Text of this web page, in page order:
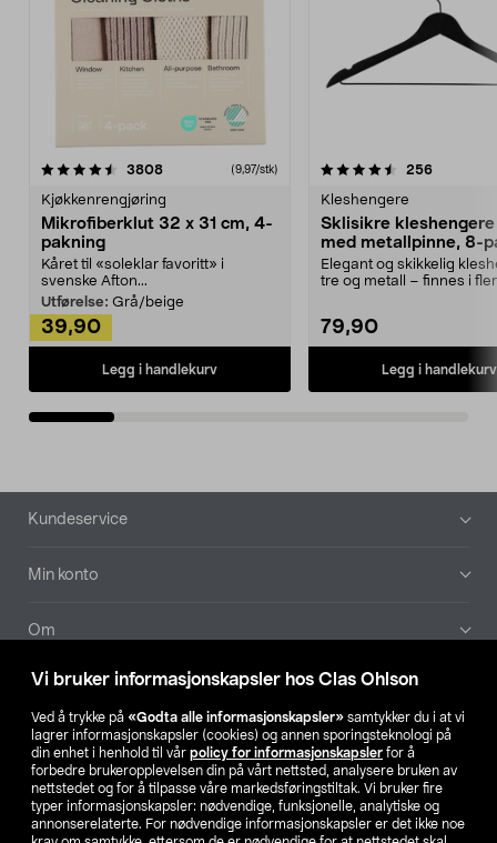
Vi bruker informasjonskapsler hos Clas Ohlson
Ved å trykke på «Godta alle informasjonskapsler» samtykker du i at vi
lagrer informasjonskapsler (cookies) og annen sporingsteknologi på
din enhet i henhold til vår policy for informasjonskapsler for å
forbedre brukeropplevelsen din på vårt nettsted, analysere bruken av
nettstedet og for å tilpasse våre markedsføringstiltak. Vi bruker fire
typer informasjonskapsler: nødvendige, funksjonelle, analytiske og
annonserelaterte. For nødvendige informasjonskapsler er det ikke noe
3808anmeldelser(9,97/stk)
Kjøkkenrengjøring
Mikrofiberklut 32 x 31 cm, 4-
pakning
Kåret til «soleklar favoritt» i
svenske Afton...
Utførelse: Grå/beige
39,90
Legg i handlekurv
4.5av 5 stjerner 256
Kleshengere
Sklisikre
med metallpinne, 8-
Elegant og skikkelig
tre og metall – finnes i
79,90
Legg i handlekurv
4.5av 5 stjerner
Bunntekst
Kundeservice
Min konto
Om
Aktuelt
Våre selskaper
Finn din butikk